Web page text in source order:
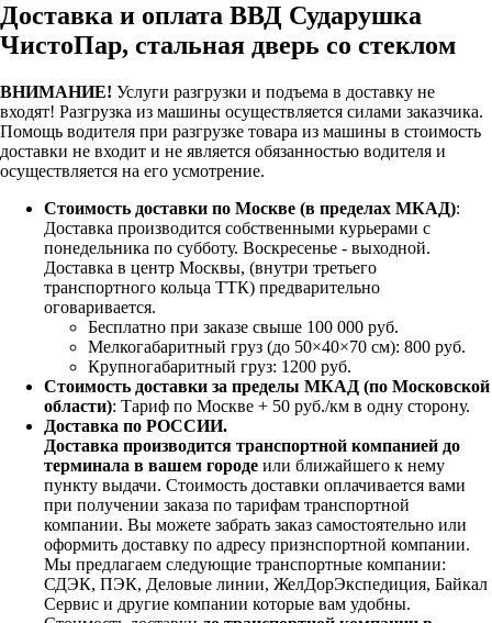
Доставка и оплата ВВД Сударушка
ЧистоПар, стальная дверь со стеклом
ВНИМАНИЕ! Услуги разгрузки и подъема в доставку не
входят! Разгрузка из машины осуществляется силами заказчика.
Помощь водителя при разгрузке товара из машины в стоимость
доставки не входит и не является обязанностью водителя и
осуществляется на его усмотрение.
Стоимость доставки по Москве (в пределах МКАД):
Доставка производится собственными курьерами с
понедельника по субботу. Воскресенье - выходной.
Доставка в центр Москвы, (внутри третьего
транспортного кольца ТТК) предварительно
оговаривается.
Бесплатно при заказе свыше 100 000 руб.
Мелкогабаритный груз (до 50×40×70 см): 800 руб.
Крупногабаритный груз: 1200 руб.
Стоимость доставки за пределы МКАД (по Московской
области): Тариф по Москве + 50 руб./км в одну сторону.
Доставка по РОССИИ.
Доставка производится транспортной компанией до
терминала в вашем городе или ближайшего к нему
пункту выдачи. Стоимость доставки оплачивается вами
при получении заказа по тарифам транспортной
компании. Вы можете забрать заказ самостоятельно или
оформить доставку по адресу признспортной компании.
Мы предлагаем следующие транспортные компании:
СДЭК, ПЭК, Деловые линии, ЖелДорЭкспедиция, Байкал
Сервис и другие компании которые вам удобны.